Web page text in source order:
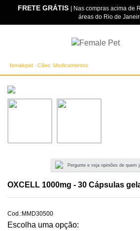
FRETE GRÁTIS | Nas compras acima de
áreas do Rio de
femalepet Cães Medicamentos
Pergunte e veja opiniões de quem
OXCELL 1000mg - 30 Cápsulas
Cod.:MMD30500